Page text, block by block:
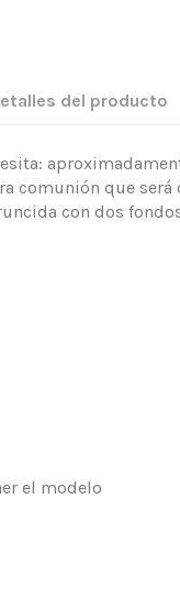
del producto
comunión que
con dos
el modelo